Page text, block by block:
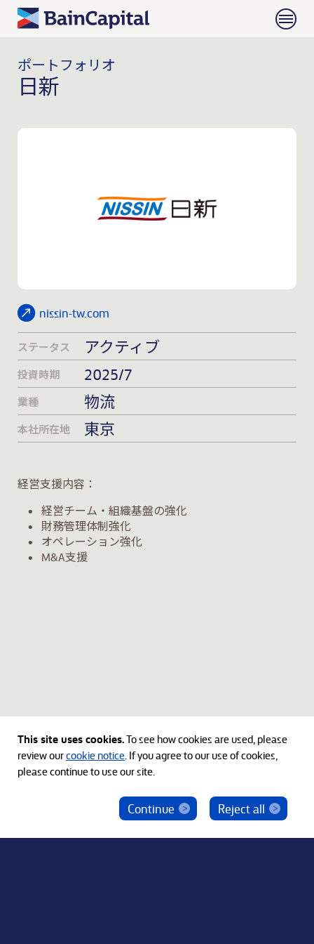
ポートフォリオ
日新
nissin-tw.com
ステータス アクティブ
投資時期 2025/7
業種 物流
本社所在地 東京
経営支援内容：
• 経営チーム・組織基盤の強化
• 財務管理体制強化
• オペレーション強化
• M&A支援
ベインキャピタル社員を騙った投資勧誘にご注意
This site uses cookies.To see how cookies are used, please
review ourcookie notice. If you agree to our use of cookies,
please continue to use our site.
Reject all
Continue